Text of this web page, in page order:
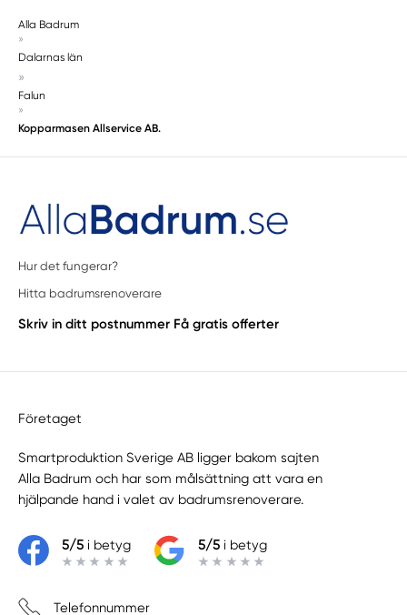
Alla Badrum
»
Dalarnas län
»
Falun
»
Kopparmasen Allservice AB.
Hur det fungerar?
Hitta badrumsrenoverare
Skriv in ditt postnummer Få gratis offerter
Företaget
Smartproduktion Sverige AB ligger bakom sajten
Alla Badrum och har som målsättning att vara en
hjälpande hand i valet av badrumsrenoverare.
5/5i betyg 5/5i betyg
Telefonnummer